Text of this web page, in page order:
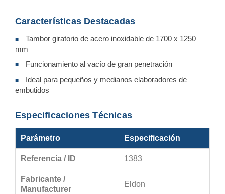
Características Destacadas
■
Tambor giratorio de acero inoxidable de 1700 x 1250
mm
■ Funcionamiento al vacío de gran penetración
■
Ideal para pequeños y medianos elaboradores de
embutidos
Especificaciones Técnicas
Parámetro Especificación
Referencia / ID 1383
Fabricante /
Manufacturer
Eldon